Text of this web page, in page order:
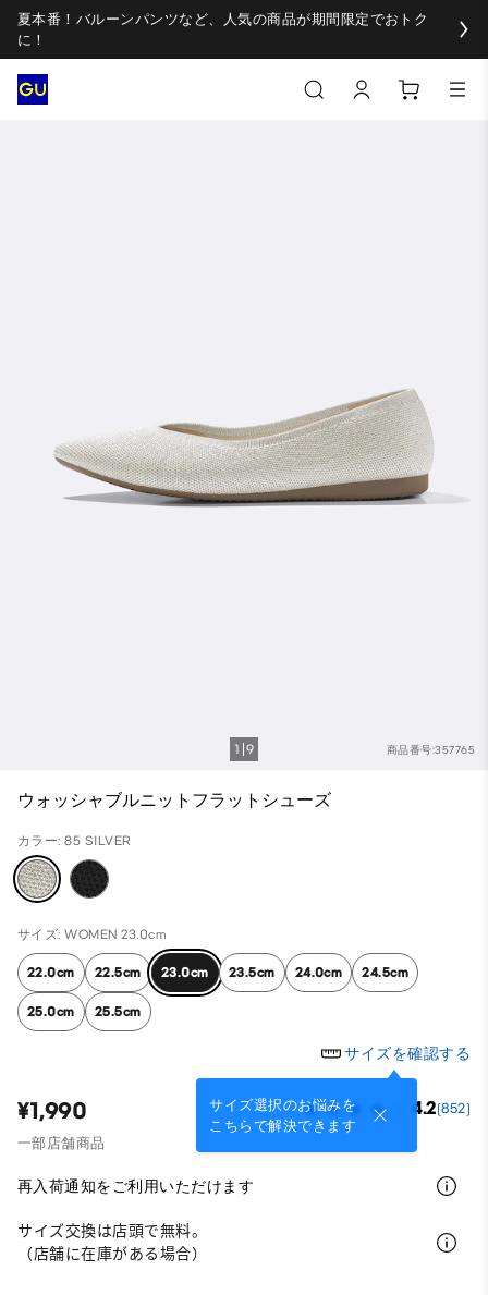
夏本番！バルーンパンツなど、人気の商品が期間限定でおトク
に！
商品番号:357765
1 9
ウォッシャブルニットフラットシューズ
カラー: 85 SILVER
サイズ: WOMEN 23.0cm
22.0cm 22.5cm 23.0cm 23.5cm 24.0cm 24.5cm
25.0cm 25.5cm
サイズを確認する
サイズ選択のお悩みを
こちらで解決できます
¥1,990 4.2(852)
一部店舗商品
再入荷通知をご利用いただけます
サイズ交換は店頭で無料。
（店舗に在庫がある場合）